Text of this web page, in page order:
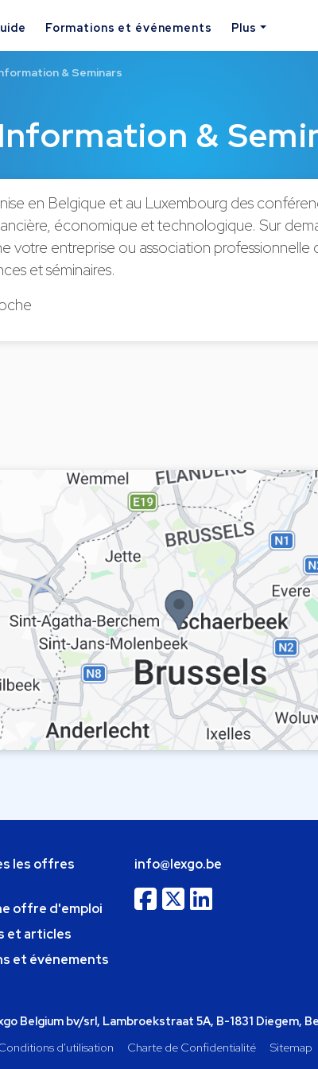
Formations et événements Plus
&
& Seminars
en Belgique et au Luxembourg des
économique et technologique. Sur
votre entreprise ou association professionnelle
et séminaires.
les offres
offre d'emploi
et articles
et événements
info@lexgo.be
Belgium bv/srl, Lambroekstraat 5A, B-1831 Diegem,
d'utilisation Charte de Confidentialité Sitemap